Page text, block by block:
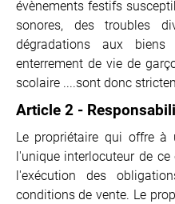
évènements festifs
sonores, des troubles
dégradations aux
enterrement de vie de
scolaire ....sont donc
Article 2 -
Le propriétaire qui offre
l'unique interlocuteur de
l'exécution des
conditions de vente. Le